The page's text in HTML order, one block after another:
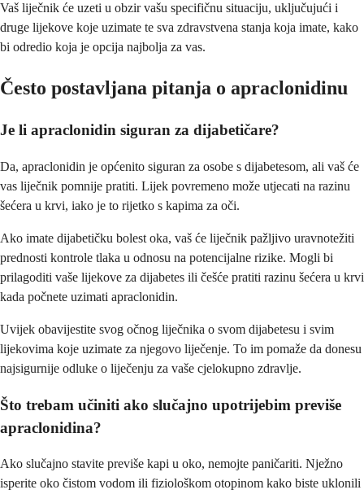
Vaš liječnik će uzeti u obzir vašu specifičnu situaciju, uključujući i
druge lijekove koje uzimate te sva zdravstvena stanja koja imate, kako
bi odredio koja je opcija najbolja za vas.
Često postavljana pitanja o apraclonidinu
Je li apraclonidin siguran za dijabetičare?
Da, apraclonidin je općenito siguran za osobe s dijabetesom, ali vaš će
vas liječnik pomnije pratiti. Lijek povremeno može utjecati na razinu
šećera u krvi, iako je to rijetko s kapima za oči.
Ako imate dijabetičku bolest oka, vaš će liječnik pažljivo uravnotežiti
prednosti kontrole tlaka u odnosu na potencijalne rizike. Mogli bi
prilagoditi vaše lijekove za dijabetes ili češće pratiti razinu šećera u krvi
kada počnete uzimati apraclonidin.
Uvijek obavijestite svog očnog liječnika o svom dijabetesu i svim
lijekovima koje uzimate za njegovo liječenje. To im pomaže da donesu
najsigurnije odluke o liječenju za vaše cjelokupno zdravlje.
Što trebam učiniti ako slučajno upotrijebim previše
apraclonidina?
Ako slučajno stavite previše kapi u oko, nemojte paničariti. Nježno
isperite oko čistom vodom ili fiziološkom otopinom kako biste uklonili